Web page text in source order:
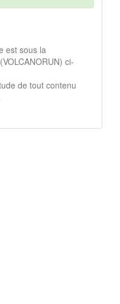
est sous la
ci-
de tout contenu